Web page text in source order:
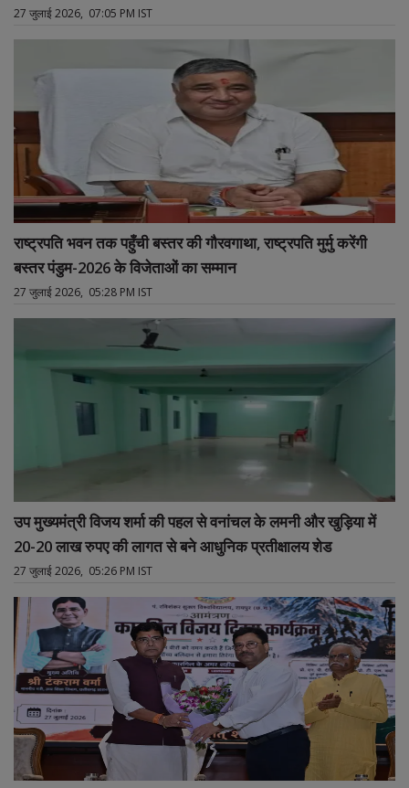
27 जुलाई 2026, 07:05 PM IST
राष्ट्रपति भवन तक पहुँची बस्तर की गौरवगाथा, राष्ट्रपति मुर्मु करेंगी
बस्तर पंडुम-2026 के विजेताओं का सम्मान
27 जुलाई 2026, 05:28 PM IST
उप मुख्यमंत्री विजय शर्मा की पहल से वनांचल के लमनी और खुड़िया में
20-20 लाख रुपए की लागत से बने आधुनिक प्रतीक्षालय शेड
27 जुलाई 2026, 05:26 PM IST